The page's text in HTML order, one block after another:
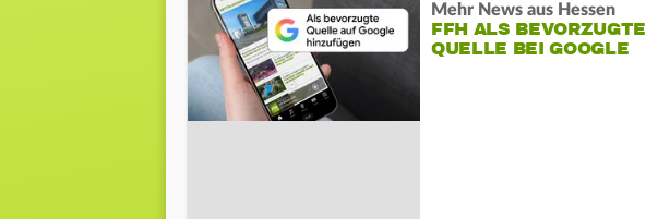
Mehr News aus Hessen
FFH ALS BEVORZUGTE
QUELLE BEI GOOGLE